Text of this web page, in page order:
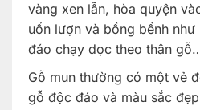
vàng xen lẫn, hòa quyện
uốn lượn và bồng bềnh
đáo chạy dọc theo thân
Gỗ mun thường có một vẻ
gỗ độc đáo và màu sắc